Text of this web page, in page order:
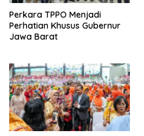
Perkara TPPO Menjadi
Perhatian Khusus Gubernur
Jawa Barat